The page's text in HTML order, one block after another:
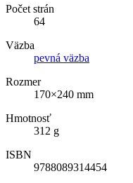
Počet strán
64
Väzba
pevná väzba
Rozmer
170×240 mm
Hmotnosť
312 g
ISBN
9788089314454